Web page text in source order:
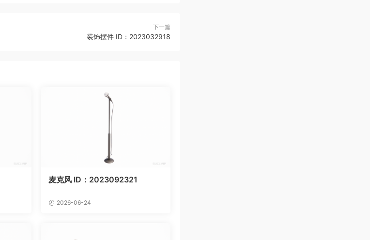
下一篇
装饰摆件 ID：2023032918
麦克风 ID：2023092321
2026-06-24